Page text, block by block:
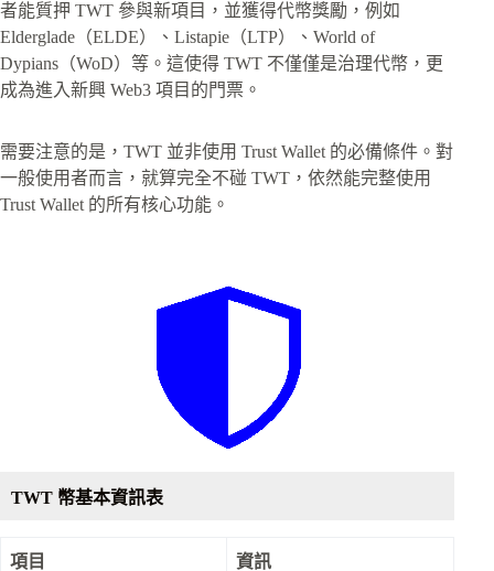
者能質押 TWT 參與新項目，並獲得代幣獎勵，例如
Elderglade（ELDE）、Listapie（LTP）、World of
Dypians（WoD）等。這使得 TWT 不僅僅是治理代幣，更
成為進入新興 Web3 項目的門票。
需要注意的是，TWT 並非使用 Trust Wallet 的必備條件。對
一般使用者而言，就算完全不碰 TWT，依然能完整使用
Trust Wallet 的所有核心功能。
TWT 幣基本資訊表
項目 資訊